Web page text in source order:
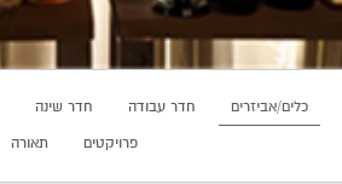
חדר שינה חדר עבודה כלים/אביזרים
תאורה פרויקטים